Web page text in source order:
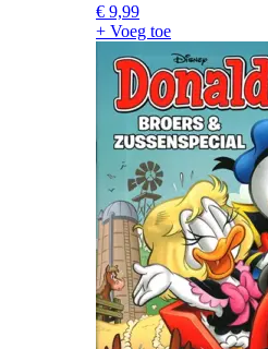
€ 9,99
+ Voeg toe